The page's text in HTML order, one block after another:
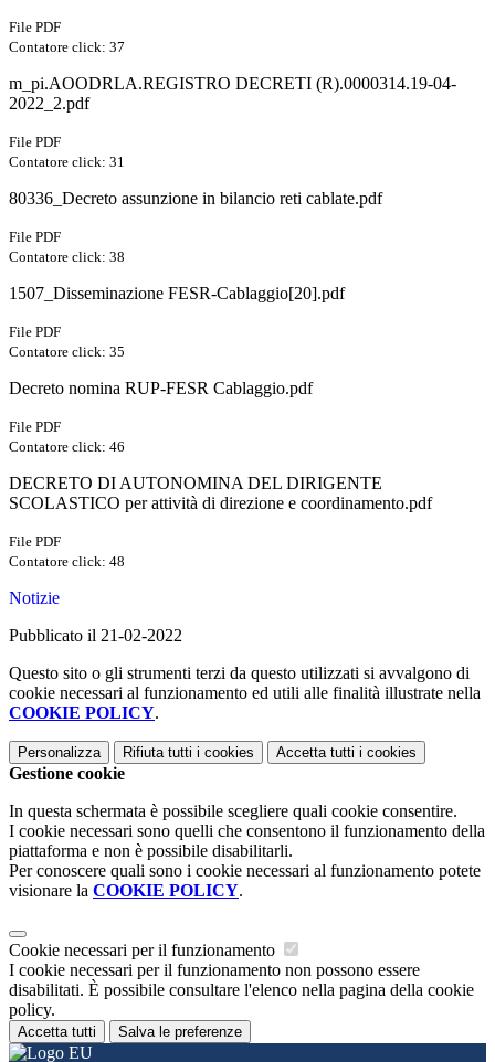
File PDF
Contatore click: 37
m_pi.AOODRLA.REGISTRO DECRETI (R).0000314.19-04-
2022_2.pdf
File PDF
Contatore click: 31
80336_Decreto assunzione in bilancio reti cablate.pdf
File PDF
Contatore click: 38
1507_Disseminazione FESR-Cablaggio[20].pdf
File PDF
Contatore click: 35
Decreto nomina RUP-FESR Cablaggio.pdf
File PDF
Contatore click: 46
DECRETO DI AUTONOMINA DEL DIRIGENTE
SCOLASTICO per attività di direzione e coordinamento.pdf
File PDF
Contatore click: 48
Notizie
Pubblicato il 21-02-2022
Questo sito o gli strumenti terzi da questo utilizzati si avvalgono di
cookie necessari al funzionamento ed utili alle finalità illustrate nella
COOKIE POLICY.
Personalizza Rifiuta tutti i cookies Accetta tutti i cookies
Gestione cookie
In questa schermata è possibile scegliere quali cookie consentire.
I cookie necessari sono quelli che consentono il funzionamento della
piattaforma e non è possibile disabilitarli.
Per conoscere quali sono i cookie necessari al funzionamento potete
visionare la COOKIE POLICY.
Cookie necessari per il funzionamento
I cookie necessari per il funzionamento non possono essere
disabilitati. È possibile consultare l'elenco nella pagina della cookie
policy.
Accetta tutti Salva le preferenze